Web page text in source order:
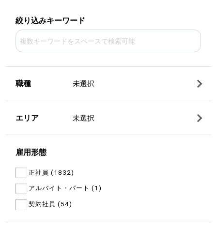
絞り込みキーワード
職種 未選択
エリア 未選択
雇用形態
正社員 (1832)
アルバイト・パート (1)
契約社員 (54)